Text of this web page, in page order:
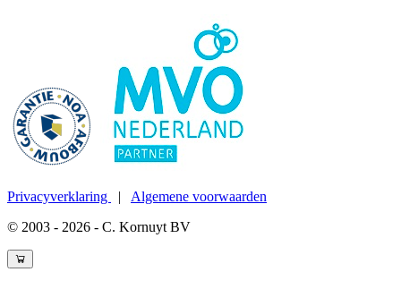
Privacyverklaring | Algemene voorwaarden
© 2003 - 2026 - C. Kornuyt BV